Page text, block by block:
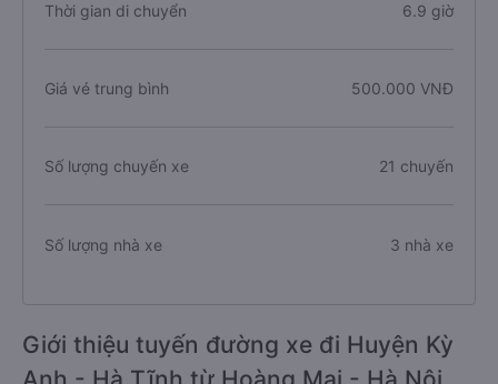
Thời gian di chuyển 6.9 giờ
Giá vé trung bình 500.000 VNĐ
Số lượng chuyến xe 21 chuyến
Số lượng nhà xe 3 nhà xe
Giới thiệu tuyến đường xe đi Huyện Kỳ